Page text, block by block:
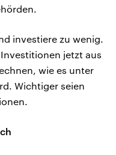
investiere zu wenig.
jetzt aus
wie es unter
Wichtiger seien